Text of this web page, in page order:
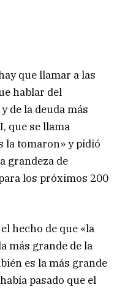
que llamar a las
hablar del
de la deuda más
que se llama
la tomaron» y pidió
grandeza de
los próximos 200
hecho de que «la
más grande de la
es la más grande
pasado que el